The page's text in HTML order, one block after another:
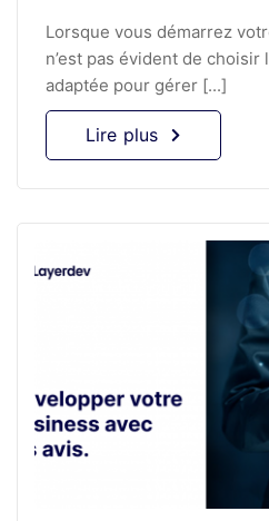
Lorsque vous démarrez
n’est pas évident de
adaptée pour gérer [...]
Lire plus